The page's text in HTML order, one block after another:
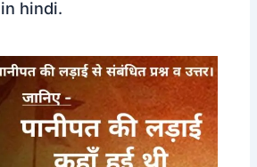
hindi.